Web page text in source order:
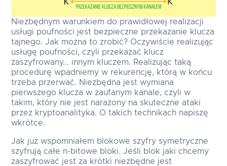
Niezbędnym warunkiem do prawidłowej realizacji
usługi poufności jest bezpieczne przekazanie klucza
tajnego. Jak można to zrobić? Oczywiście realizując
usługę poufności, czyli przekazać klucz
zaszyfrowany... innym kluczem. Realizując taką
procedurę wpadniemy w rekurencję, którą w końcu
trzeba przerwać. Niezbędna jest wymiana
pierwszego klucza w zaufanym kanale, czyli w
takim, który nie jest narażony na skuteczne ataki
przez kryptoanalityka. O takich technikach napiszę
wkrótce.
Jak już wspomniałem blokowe szyfry symetryczne
szyfrują całe n-bitowe bloki. Jeśli blok jaki chcemy
zaszyfrować jest za krótki niezbędne jest